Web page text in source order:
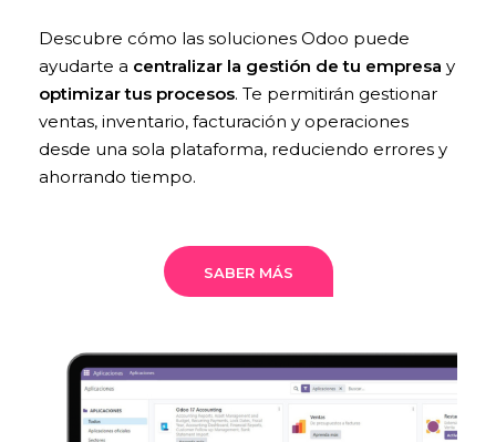
Descubre cómo las soluciones Odoo puede
ayudarte a centralizar la gestión de tu empresa y
optimizar tus procesos. Te permitirán gestionar
ventas, inventario, facturación y operaciones
desde una sola plataforma, reduciendo errores y
ahorrando tiempo.
SABER MÁS